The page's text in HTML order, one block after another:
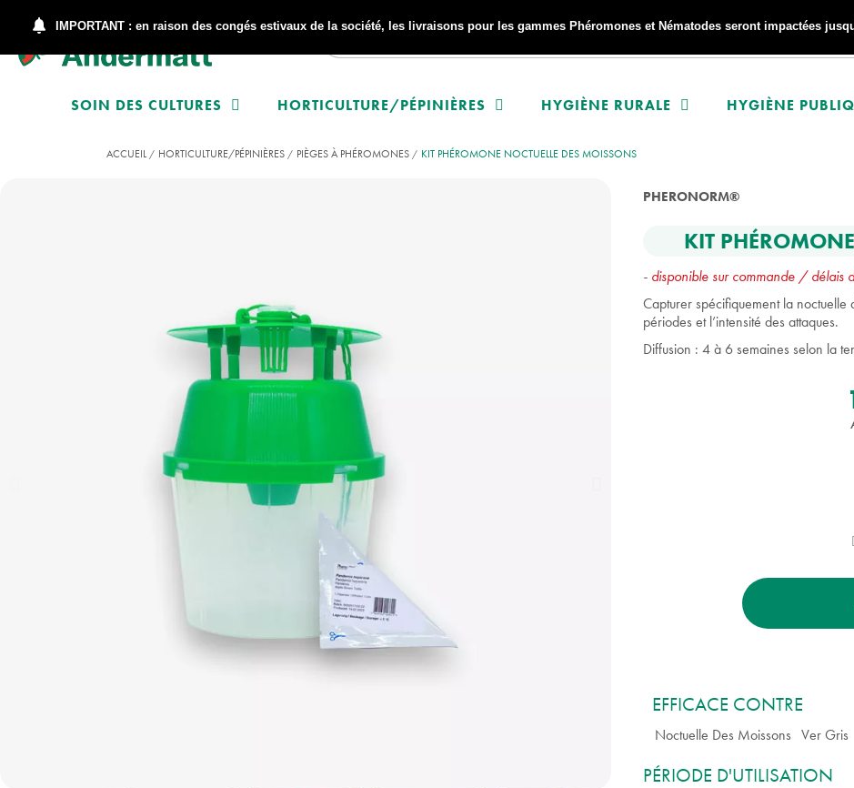
SOIN DES CULTURES HORTICULTURE/PÉPINIÈRES HYGIÈNE RURALE HYGIÈNE
ACCUEIL HORTICULTURE/PÉPINIÈRES PIÈGES À PHÉROMONES KIT PHÉROMONE NOCTUELLE DES MOISSONS
PHERONORM®
KIT
- disponible sur commande / délais
Capturer spécifiquement la noctuelle
périodes et l’intensité des attaques.
Diffusion : 4 à 6 semaines selon la
EFFICACE CONTRE
Noctuelle Des Moissons Ver Gris
PÉRIODE D'UTILISATION
IMPORTANT : en raison des congés estivaux de la société, les livraisons pour les gammes Phéromones et Nématodes seront impactées